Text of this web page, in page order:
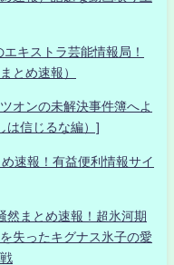
キストラ芸能情報局！
とめ速報）
オンの未解決事件簿へよ
は信じるな編）]
報！有益便利情報サイ
然まとめ速報！超氷河期
失ったキグナス氷子の愛